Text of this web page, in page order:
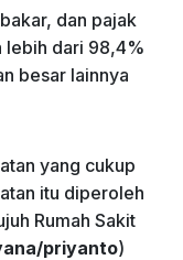
dan pajak
lebih dari 98,4%
besar lainnya
yang cukup
itu diperoleh
Rumah Sakit
priyanto)